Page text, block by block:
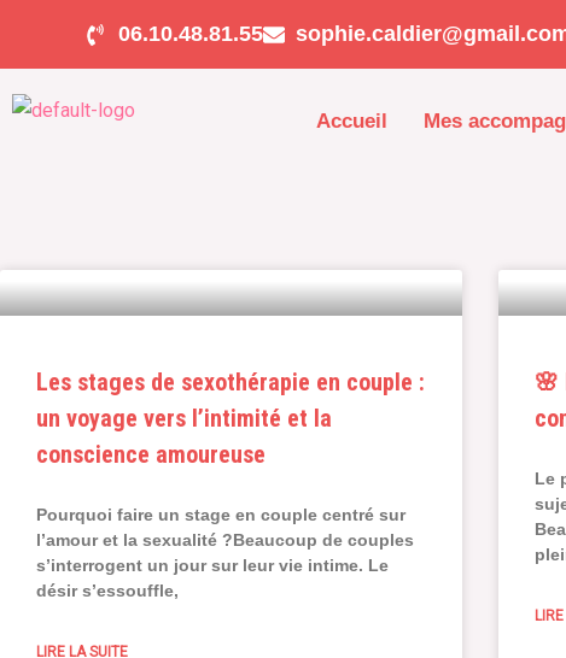
06.10.48.81.55
Accueil Mes
Les stages de sexothérapie en couple :
un voyage vers l’intimité et la
conscience amoureuse
Pourquoi faire un stage en couple centré sur
l’amour et la sexualité ?Beaucoup de couples
s’interrogent un jour sur leur vie intime. Le
désir s’essouffle,
LIRE LA SUITE
🌸
Le